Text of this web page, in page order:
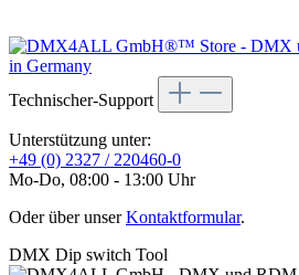
Technischer-Support
Unterstützung unter:
+49 (0) 2327 / 220460-0
Mo-Do, 08:00 - 13:00 Uhr
Oder über unserKontaktformular.
DMX Dip switch Tool